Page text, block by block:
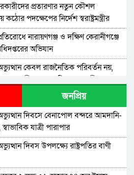
প্রতারণার নতুন কৌশল
পদক্ষেপের নির্দেশ স্বরাষ্ট্রমন্ত্রীর
নারায়ণগঞ্জ ও দক্ষিণ কেরানীগঞ্জে
অভিযান
কেবল রাজনৈতিক পরিবর্তন নয়,
অঙ্গীকার – পানি সম্পদ মন্ত্রী
নবায়ন না করলেও অন্য নিয়োগকর্তার
সুযোগ সৃষ্টিসহ শ্রমবাজার সম্প্রসারণে
প্রতিনিধিদলের সাথে প্রবাসী কল্যাণ
বৈঠককাজ কেবল একটি পেশা নয়, এটি
দায়িত্ব – আইনমন্ত্রী
– পানি সম্পদ মন্ত্রী
জনপ্রিয়
দিবসে বেনাপোল বন্দরে আমদানি-
স্বাভাবিক যাত্রী পারাপার
দিবস উপলক্ষ্যে রাষ্ট্রপতির বাণী